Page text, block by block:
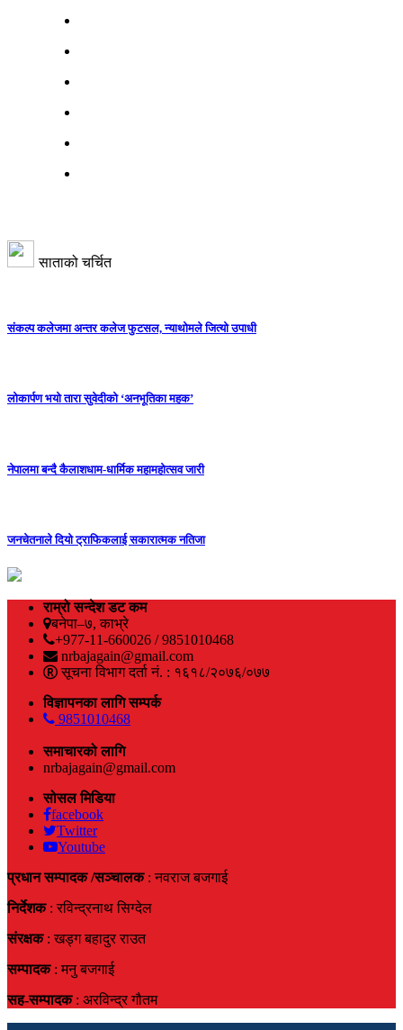
साताको चर्चित
संकल्प कलेजमा अन्तर कलेज फुटसल, न्याथोमले जित्यो उपाधी
लोकार्पण भयो तारा सुवेदीको ‘अनभूतिका महक’
नेपालमा बन्दै कैलाशधाम-धार्मिक महामहोत्सव जारी
जनचेतनाले दियो ट्राफिकलाई सकारात्मक नतिजा
राम्रो सन्देश डट कम
बनेपा–७, काभ्रे
+977-11-660026 / 9851010468
nrbajagain@gmail.com
सूचना विभाग दर्ता नं. : १६१८/२०७६/०७७
विज्ञापनका लागि सम्पर्क
9851010468
समाचारको लागि
nrbajagain@gmail.com
सोसल मिडिया
facebook
Twitter
Youtube
प्रधान सम्पादक /सञ्चालक: नवराज बजगाई
निर्देशक : रविन्द्रनाथ सिग्देल
संरक्षक : खड्ग बहादुर राउत
सम्पादक : मनु बजगाई
सह-सम्पादक : अरविन्द्र गौतम